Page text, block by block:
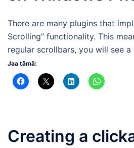
There are many plugins that
Scrolling” functionality. This
regular scrollbars, you will see
Jaa tämä:
Creating a